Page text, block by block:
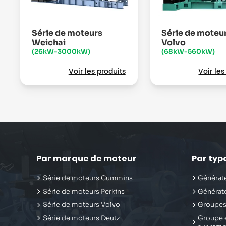
Série de moteurs
Weichai
(26kW-3000kW)
Voir les produits
Série de
Volvo
(68kW-560kW)
Voir
Par marque de moteur
Série de moteurs Cummins
Série de moteurs Perkins
Série de moteurs Volvo
Série de moteurs Deutz
Par
Groupe